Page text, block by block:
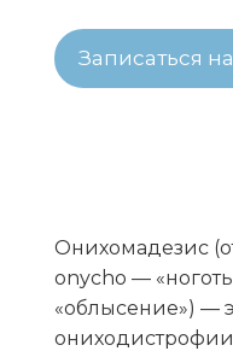
Записаться
Онихомадезис
onycho —
«облысение») —